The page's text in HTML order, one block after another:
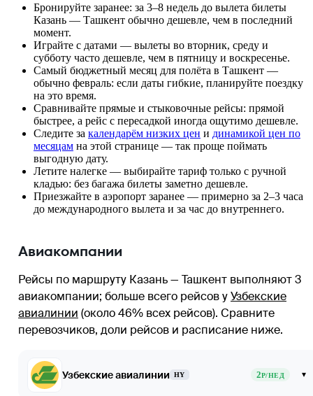
Бронируйте заранее: за 3–8 недель до вылета билеты
Казань — Ташкент обычно дешевле, чем в последний
момент.
Играйте с датами — вылеты во вторник, среду и
субботу часто дешевле, чем в пятницу и воскресенье.
Самый бюджетный месяц для полёта в Ташкент —
обычно февраль: если даты гибкие, планируйте поездку
на это время.
Сравнивайте прямые и стыковочные рейсы: прямой
быстрее, а рейс с пересадкой иногда ощутимо дешевле.
Следите за календарём низких цен и динамикой цен по
месяцам на этой странице — так проще поймать
выгодную дату.
Летите налегке — выбирайте тариф только с ручной
кладью: без багажа билеты заметно дешевле.
Приезжайте в аэропорт заранее — примерно за 2–3 часа
до международного вылета и за час до внутреннего.
Авиакомпании
Рейсы по маршруту Казань — Ташкент выполняют 3
авиакомпании; больше всего рейсов уУзбекские
авиалинии (около 46% всех рейсов). Сравните
перевозчиков, доли рейсов и расписание ниже.
Узбекские авиалинии HY 2Р/НЕД ▾